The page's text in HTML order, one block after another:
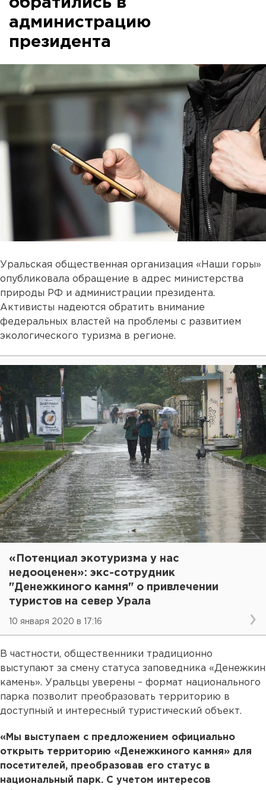
администрацию
президента
Уральская общественная организация «Наши горы»
опубликовала обращение в адрес министерства
природы РФ и администрации президента.
Активисты надеются обратить внимание
федеральных властей на проблемы с развитием
экологического туризма в регионе.
«Потенциал экотуризма у нас
недооценен»: экс-сотрудник
"Денежкиного камня" о привлечении
туристов на север Урала
10 января 2020 в 17:16
В частности, общественники традиционно
выступают за смену статуса заповедника «Денежкин
камень». Уральцы уверены – формат национального
парка позволит преобразовать территорию в
доступный и интересный туристический объект.
«Мы выступаем с предложением официально
открыть территорию «Денежкиного камня» для
посетителей, преобразовав его статус в
национальный парк. С учетом интересов